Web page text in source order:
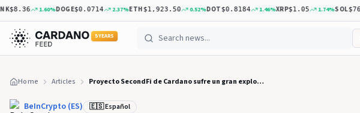
1.60%DOGE$0.0714 2.37%ETH$1,923.50 0.52%DOT$0.8184 1.46%XRP$1.05 1.74%SOL$76.39
5 YEARS
Home Articles Proyecto SecondFi de Cardano sufre un gran exploit: las pérdidas podrían superar los $20 millones
BeInCrypto (ES) 🇪🇸 Español